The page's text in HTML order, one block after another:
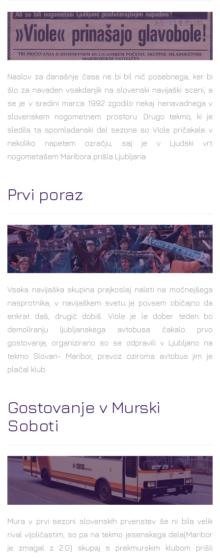
Naslov za današnje čase ne bi bil nič posebnega, ker bi
šlo za navaden vsakdanjik na slovenski navijaški sceni, a
se je v sredini marca 1992 zgodilo nekaj nenavadnega v
slovenskem nogometnem prostoru. Drugo tekmo, ki je
sledila ta spomladanski del sezone so Viole pričakale v
nekoliko napetem ozračju, saj je v Ljudski vrt
nogometašem Maribora prišla Ljubljana.
Prvi poraz
Vsaka navijaška skupina prejkoslej naleti na močnejšega
nasprotnika, v navijaškem svetu je povsem običajno da
enkrat daš, drugič dobiš. Viole je le dober teden bo
demoliranju ljubljanskega avtobusa čakalo prvo
gostovanje, organizirano so se odpravili v Ljubljano na
tekmo Slovan- Maribor, prevoz oziroma avtobus jim je
plačal klub.
Gostovanje v Murski
Soboti
Mura v prvi sezoni slovenskih prvenstev še ni bila velik
rival vijoličastim, so pa na tekmo jesenskega dela(Maribor
je zmagal z 2:0) skupaj s prekmurskim klubom prišli